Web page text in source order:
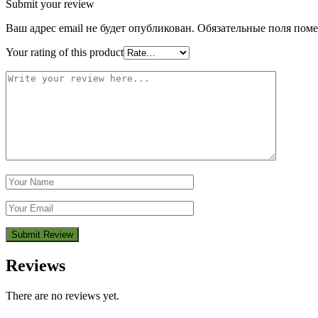
Submit your review
Ваш адрес email не будет опубликован. Обязательные поля
Your rating of this product
Reviews
There are no reviews yet.